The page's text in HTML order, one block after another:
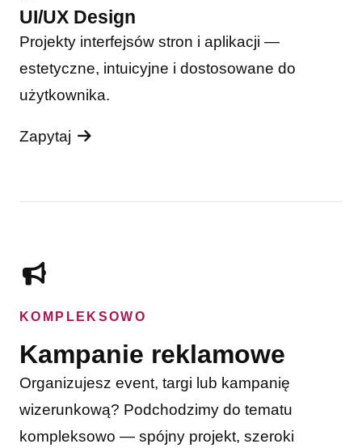
UI/UX Design
Projekty interfejsów stron i aplikacji —
estetyczne, intuicyjne i dostosowane do
użytkownika.
Zapytaj
KOMPLEKSOWO
Kampanie reklamowe
Organizujesz event, targi lub kampanię
wizerunkową? Podchodzimy do tematu
kompleksowo — spójny projekt, szeroki